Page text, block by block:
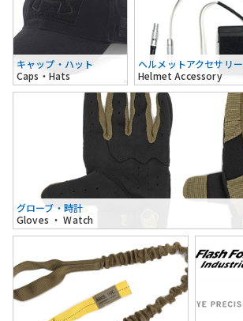
キャップ・ハット
Caps・Hats
ヘルメットアクセサリー
Helmet Accessory
グローブ・時計
Gloves ・ Watch